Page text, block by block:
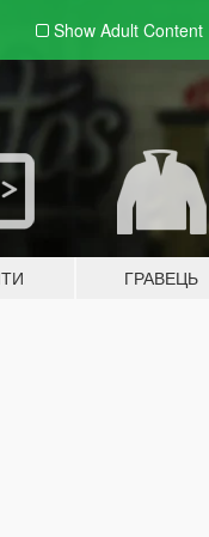
Show Adult Content
ГРАВЕЦЬ